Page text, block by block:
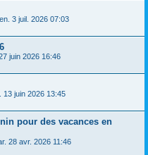
3 juil. 2026 07:03
juin 2026 16:46
13 juin 2026 13:45
pour des vacances en
28 avr. 2026 11:46